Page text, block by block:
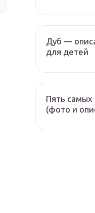
Дуб —
для детей
Пять самых
(фото и